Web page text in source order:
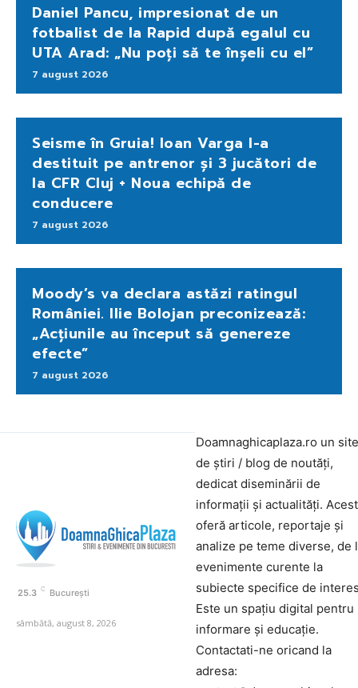
Daniel Pancu, impresionat de un
fotbalist de la Rapid după egalul cu
UTA Arad: „Nu poți să te înșeli cu el”
7 august 2026
Seisme în Gruia! Ioan Varga l-a
destituit pe antrenor și 3 jucători de
la CFR Cluj + Noua echipă de
conducere
7 august 2026
Moody’s va declara astăzi ratingul
României. Ilie Bolojan preconizează:
„Acțiunile au început să genereze
efecte”
7 august 2026
25.3 C București
sâmbătă, august 8, 2026
Doamnaghicaplaza.ro un site
de știri / blog de noutăți,
dedicat diseminării de
informații și actualități.
oferă articole, reportaje și
analize pe teme diverse, de
evenimente curente la
subiecte specifice de
Este un spațiu digital pentru
informare și educație.
Contactati-ne oricand la
adresa: